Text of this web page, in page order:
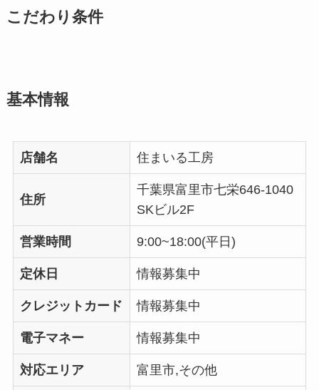
こだわり条件
基本情報
店舗名 住まいる工房
住所
千葉県富里市七栄646-1040
SKビル2F
営業時間 9:00~18:00(平日)
定休日 情報募集中
クレジットカード 情報募集中
電子マネー 情報募集中
対応エリア 富里市,その他